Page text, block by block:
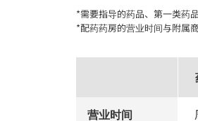
*需要指导的药品、第一类药
*配药药房的营业时间与附属
营业时间